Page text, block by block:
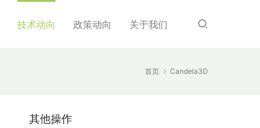
技术动向 政策动向 关于我们
首页 Candela3D
其他操作